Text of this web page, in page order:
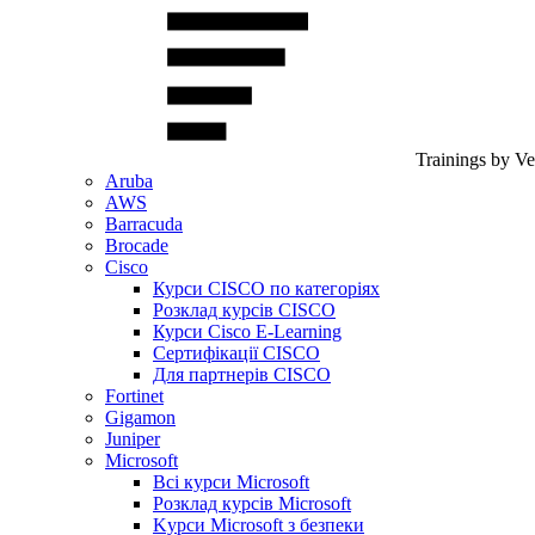
Trainings by
Aruba
AWS
Barracuda
Brocade
Cisco
Курси CISCO по категоріях
Розклад курсів CISCO
Курси Cisco E-Learning
Сертифікації CISCO
Для партнерів CISCO
Fortinet
Gigamon
Juniper
Microsoft
Всі курси Microsoft
Розклад курсів Microsoft
Kyрси Microsoft з безпеки